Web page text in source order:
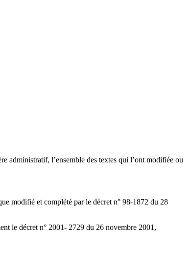
administratif, l’ensemble des textes qui l’ont modifiée ou
modifié et complété par le décret n° 98-1872 du 28
le décret n° 2001- 2729 du 26 novembre 2001,